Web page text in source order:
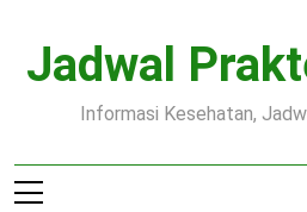
content
Jadwal
Informasi Kesehatan,